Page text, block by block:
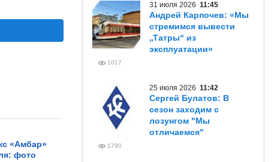
«Амбар»
фото
31 июля 2026 11:45
Андрей Карпочев: «Мы
стремимся вывести
„Татры“ из
эксплуатации»
1017
25 июля 2026 11:42
Сергей Булатов: В
сезон заходим с
лозунгом "Мы
отличаемся"
1790